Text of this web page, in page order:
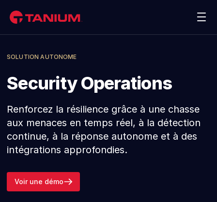
Solutions
Clients
Partenaires
Ressources
Contactez-nous
SOLUTION AUTONOME
Security Operations
Renforcez la résilience grâce à une chasse
aux menaces en temps réel, à la détection
continue, à la réponse autonome et à des
intégrations approfondies.
Voir une démo